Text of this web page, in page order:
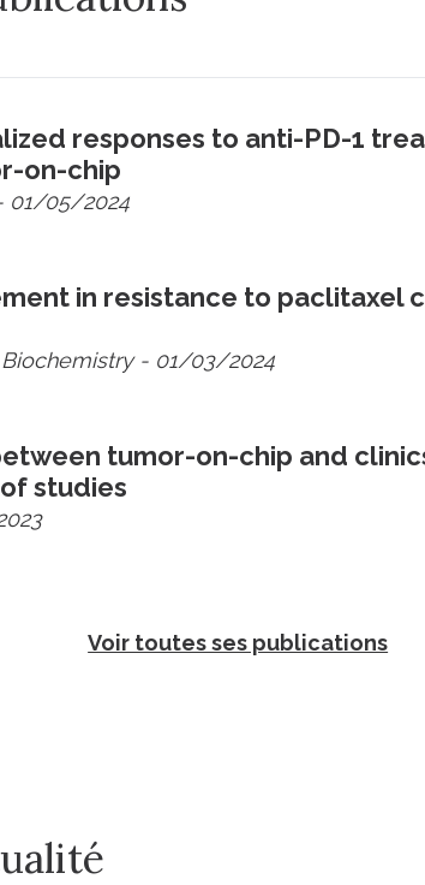
responses to anti-PD-1
on-chip
05/2024
in resistance to paclitaxel
- 01/03/2024
tumor-on-chip and
studies
Voir toutes ses publications